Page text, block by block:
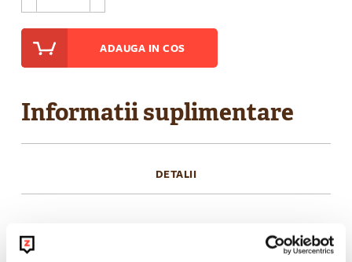
ADAUGA IN COS
Informatii suplimentare
DETALII
Conține: hibiscus, mere, măceșe, struguri, cireșe